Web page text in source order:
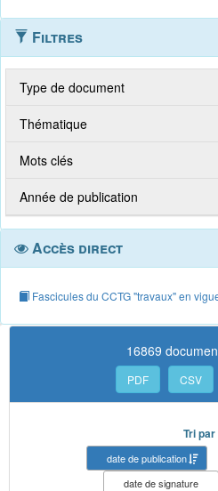
Filtres
Type de document
Thématique
Mots clés
Année de publication
Accès direct
Fascicules du CCTG "travaux" en
16869
PDF CSV
Tri par
date de publication
date de signature